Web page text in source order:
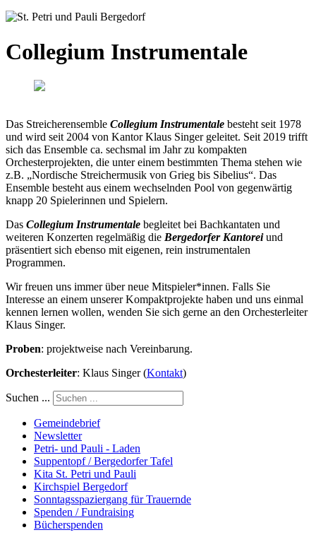
Collegium Instrumentale
Das Streicherensemble Collegium Instrumentale besteht seit 1978
und wird seit 2004 von Kantor Klaus Singer geleitet. Seit 2019 trifft
sich das Ensemble ca. sechsmal im Jahr zu kompakten
Orchesterprojekten, die unter einem bestimmten Thema stehen wie
z.B. „Nordische Streichermusik von Grieg bis Sibelius“. Das
Ensemble besteht aus einem wechselnden Pool von gegenwärtig
knapp 20 Spielerinnen und Spielern.
Das Collegium Instrumentale begleitet bei Bachkantaten und
weiteren Konzerten regelmäßig die Bergedorfer Kantoreiund
präsentiert sich ebenso mit eigenen, rein instrumentalen
Programmen.
Wir freuen uns immer über neue Mitspieler*innen. Falls Sie
Interesse an einem unserer Kompaktprojekte haben und uns einmal
kennen lernen wollen, wenden Sie sich gerne an den Orchesterleiter
Klaus Singer.
Proben: projektweise nach Vereinbarung.
Orchesterleiter: Klaus Singer (Kontakt)
Suchen ...
Gemeindebrief
Newsletter
Petri- und Pauli - Laden
Suppentopf / Bergedorfer Tafel
Kita St. Petri und Pauli
Kirchspiel Bergedorf
Sonntagsspaziergang für Trauernde
Spenden / Fundraising
Bücherspenden